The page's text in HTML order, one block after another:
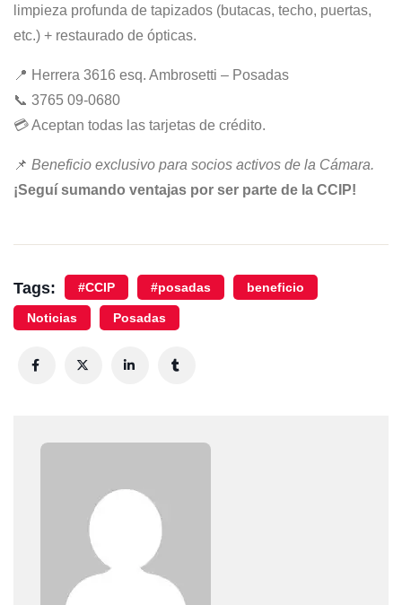
limpieza profunda de tapizados (butacas, techo, puertas,
etc.) + restaurado de ópticas.
📍 Herrera 3616 esq. Ambrosetti – Posadas
📞 3765 09-0680
💳 Aceptan todas las tarjetas de crédito.
📌 Beneficio exclusivo para socios activos de la Cámara.
¡Seguí sumando ventajas por ser parte de la CCIP!
Tags: #CCIP #posadas beneficio
Noticias Posadas